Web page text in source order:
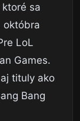
sa
októbra
LoL
Games.
tituly ako
Bang